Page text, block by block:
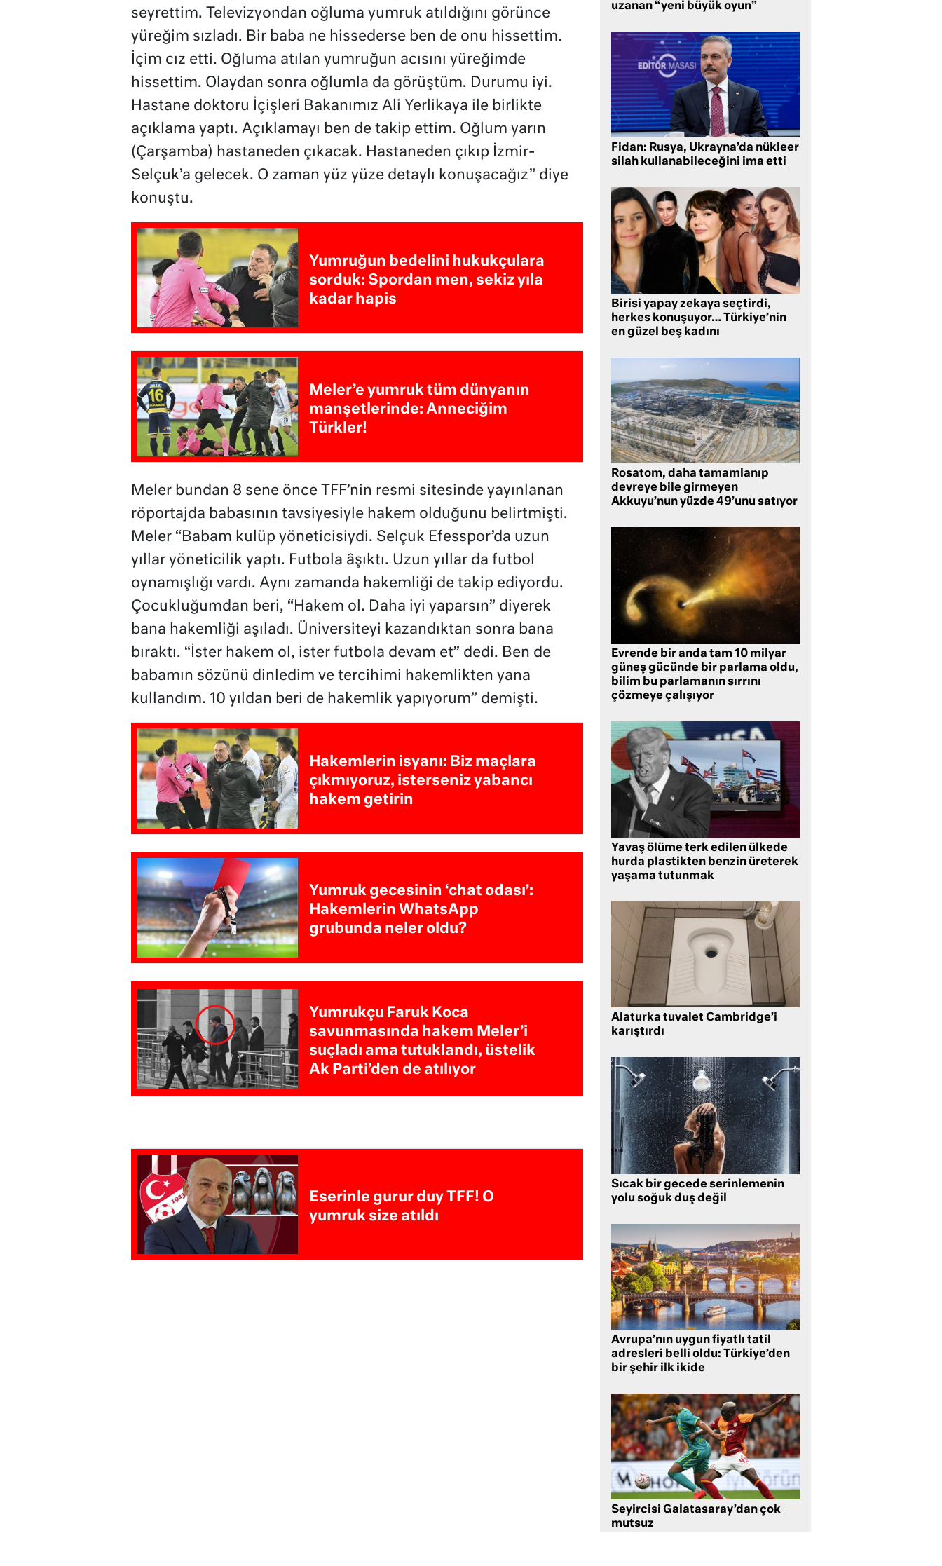
seyrettim. Televizyondan oğluma yumruk atıldığını görünce
yüreğim sızladı. Bir baba ne hissederse ben de onu hissettim.
İçim cız etti. Oğluma atılan yumruğun acısını yüreğimde
hissettim. Olaydan sonra oğlumla da görüştüm. Durumu iyi.
Hastane doktoru İçişleri Bakanımız Ali Yerlikaya ile birlikte
açıklama yaptı. Açıklamayı ben de takip ettim. Oğlum yarın
(Çarşamba) hastaneden çıkacak. Hastaneden çıkıp İzmir-
Selçuk’a gelecek. O zaman yüz yüze detaylı konuşacağız” diye
konuştu.
Yumruğun bedelini hukukçulara
sorduk: Spordan men, sekiz yıla
kadar hapis
Meler’e yumruk tüm dünyanın
manşetlerinde: Anneciğim
Türkler!
Meler bundan 8 sene önce TFF’nin resmi sitesinde yayınlanan
röportajda babasının tavsiyesiyle hakem olduğunu belirtmişti.
Meler “Babam kulüp yöneticisiydi. Selçuk Efesspor’da uzun
yıllar yöneticilik yaptı. Futbola âşıktı. Uzun yıllar da futbol
oynamışlığı vardı. Aynı zamanda hakemliği de takip ediyordu.
Çocukluğumdan beri, “Hakem ol. Daha iyi yaparsın” diyerek
bana hakemliği aşıladı. Üniversiteyi kazandıktan sonra bana
bıraktı. “İster hakem ol, ister futbola devam et” dedi. Ben de
babamın sözünü dinledim ve tercihimi hakemlikten yana
kullandım. 10 yıldan beri de hakemlik yapıyorum” demişti.
Hakemlerin isyanı: Biz maçlara
çıkmıyoruz, isterseniz yabancı
hakem getirin
Yumruk gecesinin ‘chat odası’:
Hakemlerin WhatsApp
grubunda neler oldu?
Yumrukçu Faruk Koca
savunmasında hakem Meler’i
suçladı ama tutuklandı, üstelik
Ak Parti’den de atılıyor
Eserinle gurur duy TFF! O
yumruk size atıldı
uzanan “yeni büyük oyun”
Fidan: Rusya, Ukrayna’da nükleer
silah kullanabileceğini ima etti
Birisi yapay zekaya seçtirdi,
herkes konuşuyor… Türkiye’nin
en güzel beş kadını
Rosatom, daha tamamlanıp
devreye bile girmeyen
Akkuyu’nun yüzde 49’unu satıyor
Evrende bir anda tam 10 milyar
güneş gücünde bir parlama oldu,
bilim bu parlamanın sırrını
çözmeye çalışıyor
Yavaş ölüme terk edilen ülkede
hurda plastikten benzin üreterek
yaşama tutunmak
Alaturka tuvalet Cambridge’i
karıştırdı
Sıcak bir gecede serinlemenin
yolu soğuk duş değil
Avrupa’nın uygun fiyatlı tatil
adresleri belli oldu: Türkiye’den
bir şehir ilk ikide
Seyircisi Galatasaray’dan çok
mutsuz